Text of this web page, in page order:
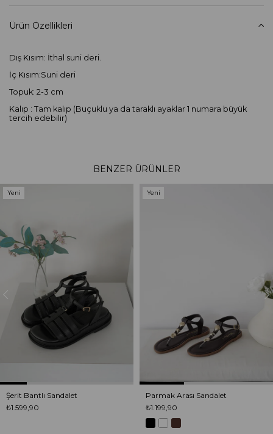
Ürün Özellikleri
Dış Kısım: İthal suni deri.
İç Kısım:Suni deri
Topuk: 2-3 cm
Kalıp : Tam kalıp (Buçuklu ya da taraklı ayaklar 1 numara büyük
tercih edebilir)
BENZER ÜRÜNLER
Şerit Bantlı Sandalet
₺1.599,90
Yeni
Parmak Arası Sandalet
₺1.199,90
Yeni